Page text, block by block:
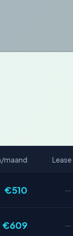
maand Lease
€510 —
€609 —